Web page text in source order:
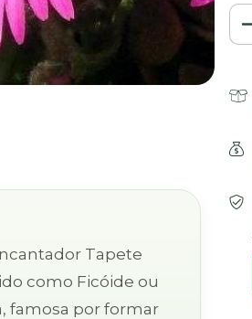
como Ficóide ou
famosa por formar